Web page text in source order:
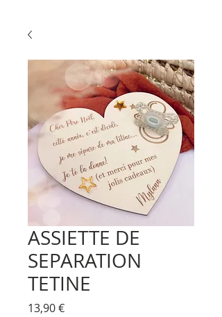
ASSIETTE DE
SEPARATION
TETINE
13,90 €Prix